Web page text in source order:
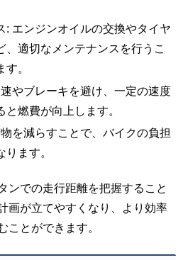
: エンジンオイルの交換やタイヤ
、適切なメンテナンスを行うこ
。
やブレーキを避け、一定の速度
燃費が向上します。
を減らすことで、バイクの負担
ます。
ンでの走行距離を把握すること
画が立てやすくなり、より効率
ことができます。